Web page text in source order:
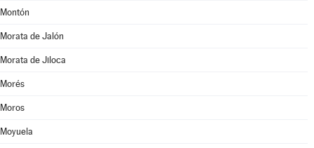
Montón
Morata de Jalón
Morata de Jiloca
Morés
Moros
Moyuela